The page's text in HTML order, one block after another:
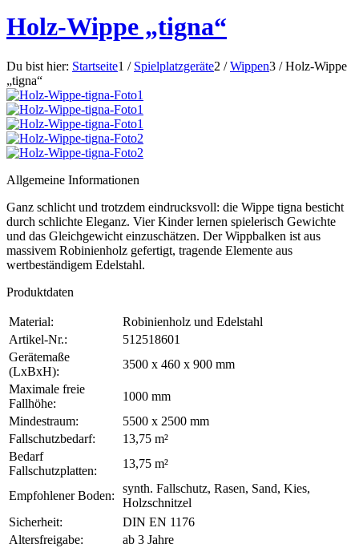
Holz-Wippe „tigna“
Du bist hier: Startseite1 / Spielplatzgeräte2 / Wippen3 / Holz-Wippe
„tigna“
Allgemeine Informationen
Ganz schlicht und trotzdem eindrucksvoll: die Wippe tigna besticht
durch schlichte Eleganz. Vier Kinder lernen spielerisch Gewichte
und das Gleichgewicht einzuschätzen. Der Wippbalken ist aus
massivem Robinienholz gefertigt, tragende Elemente aus
wertbeständigem Edelstahl.
Produktdaten
Material:
Robinienholz und Edelstahl
Artikel-Nr.:
512518601
Gerätemaße
(LxBxH):
3500 x 460 x 900 mm
Maximale freie
Fallhöhe:
1000 mm
Mindestraum:
5500 x 2500 mm
Fallschutzbedarf:
13,75 m²
Bedarf
Fallschutzplatten:
13,75 m²
Empfohlener Boden:
synth. Fallschutz, Rasen, Sand, Kies,
Holzschnitzel
Sicherheit:
DIN EN 1176
Altersfreigabe:
ab 3 Jahre